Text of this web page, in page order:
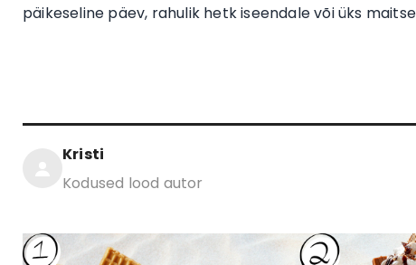
päikeseline päev, rahulik hetk iseendale või üks
Kristi
Kodused lood autor